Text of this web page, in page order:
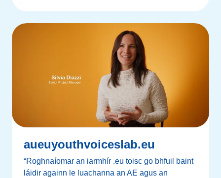
aueuyouthvoiceslab.eu
“Roghnaíomar an iarmhír .eu toisc go bhfuil baint
láidir againn le luachanna an AE agus an